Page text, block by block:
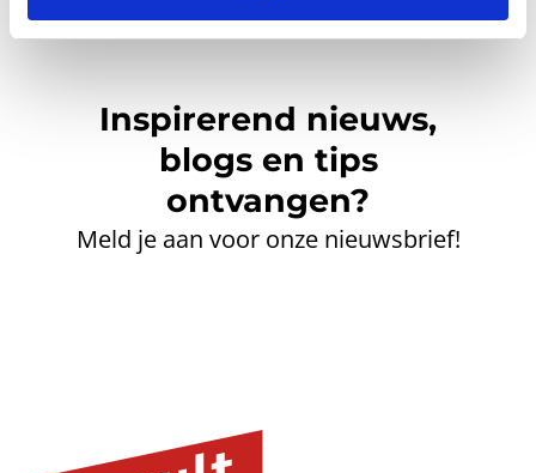
Inspirerend nieuws,
blogs en tips
ontvangen?
Meld je aan voor onze nieuwsbrief!